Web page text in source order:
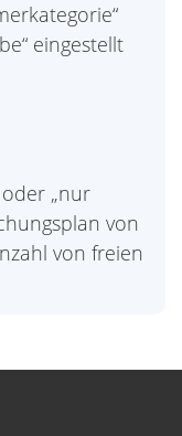
eingestellt
„nur
von
von freien